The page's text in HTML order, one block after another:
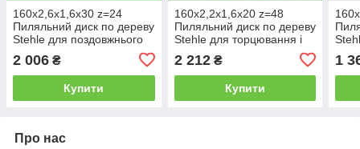
160х2,6х1,6х30 z=24
Пиляльний диск по дереву
Stehle для поздовжнього
2 006 ₴
Купити
160х2,2х1,6х20 z=48
Пиляльний диск по дереву
Stehle для торцювання і
2 212₴
Купити
1
Про нас